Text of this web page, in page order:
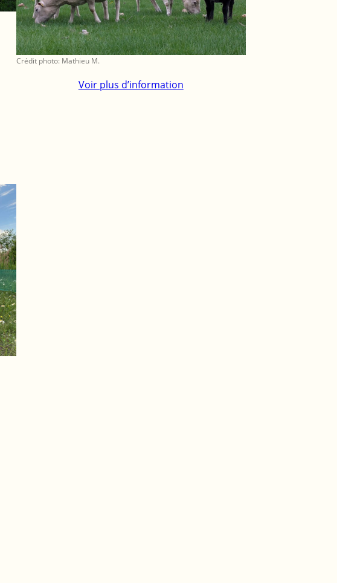
Crédit photo: Mathieu M.
Voir plus d’information